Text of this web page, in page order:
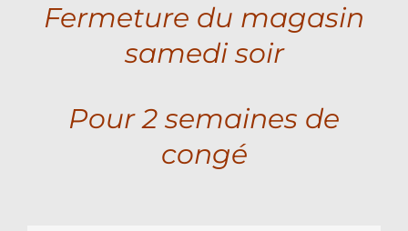
Fermeture du magasin
samedi soir
Pour 2 semaines de
congé